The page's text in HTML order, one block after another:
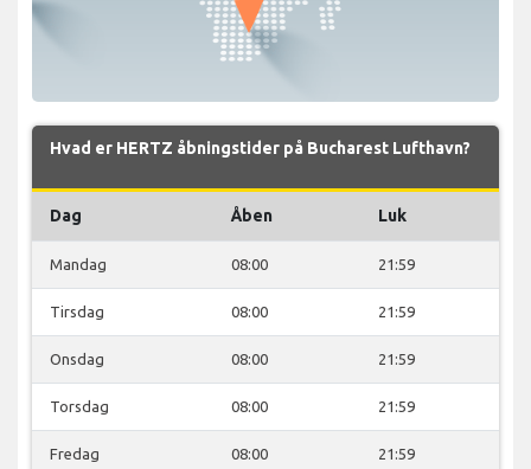
Hvad er HERTZ åbningstider på Bucharest Lufthavn?
Dag Åben Luk
Mandag 08:00 21:59
Tirsdag 08:00 21:59
Onsdag 08:00 21:59
Torsdag 08:00 21:59
Fredag 08:00 21:59